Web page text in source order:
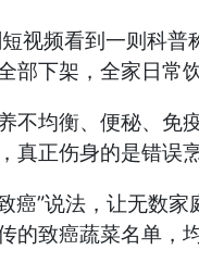
频看到一则科普
下架，全家日常
均衡、便秘、免
正伤身的是错误
”说法，让无数家
的致癌蔬菜名单，